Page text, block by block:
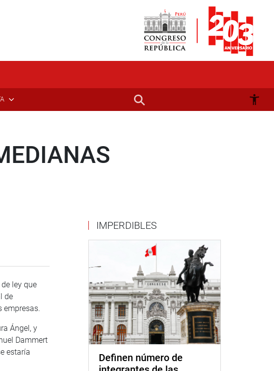
ley que
de
empresas.
Ángel, y
Dammert
estaría
IMPERDIBLES
Definen número de